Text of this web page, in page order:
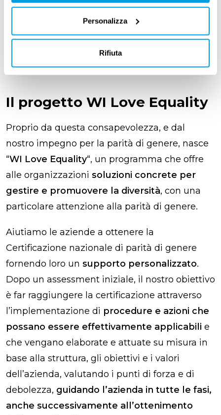
Personalizza
Rifiuta
percorso di crescita e di formazione continua
possiamo sperare in un futuro in cui tutte le
disparità di genere saranno, finalmente,
Il progetto WI Love Equality
Proprio da questa consapevolezza, e dal
nostro impegno per la parità di genere, nasce
“WI Love Equality“, un programma che offre
alle organizzazioni soluzioni concrete per
gestire e promuovere la diversità, con una
particolare attenzione alla parità di genere.
Aiutiamo le aziende a ottenere la
Certificazione nazionale di parità di genere
fornendo loro un supporto personalizzato.
Dopo un assessment iniziale, il nostro obiettivo
è far raggiungere la certificazione attraverso
l’implementazione di procedure e azioni che
possano essere effettivamente applicabili e
che vengano elaborate e attuate su misura in
base alla struttura, gli obiettivi e i valori
dell’azienda, valutando i punti di forza e di
debolezza, guidando l’azienda in tutte le fasi,
anche successivamente all’ottenimento